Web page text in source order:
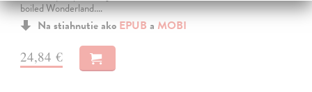
boiled Wonderland.…
Na stiahnutie ako EPUB a MOBI
24,84 €